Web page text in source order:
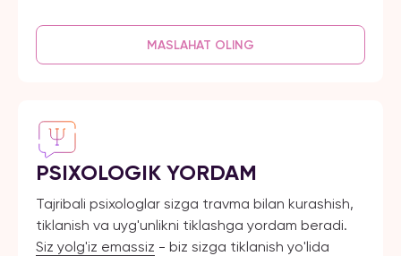
MASLAHAT OLING
PSIXOLOGIK YORDAM
Tajribali psixologlar sizga travma bilan kurashish,
tiklanish va uyg'unlikni tiklashga yordam beradi.
Siz yolg'iz emassiz - biz sizga tiklanish yo'lida